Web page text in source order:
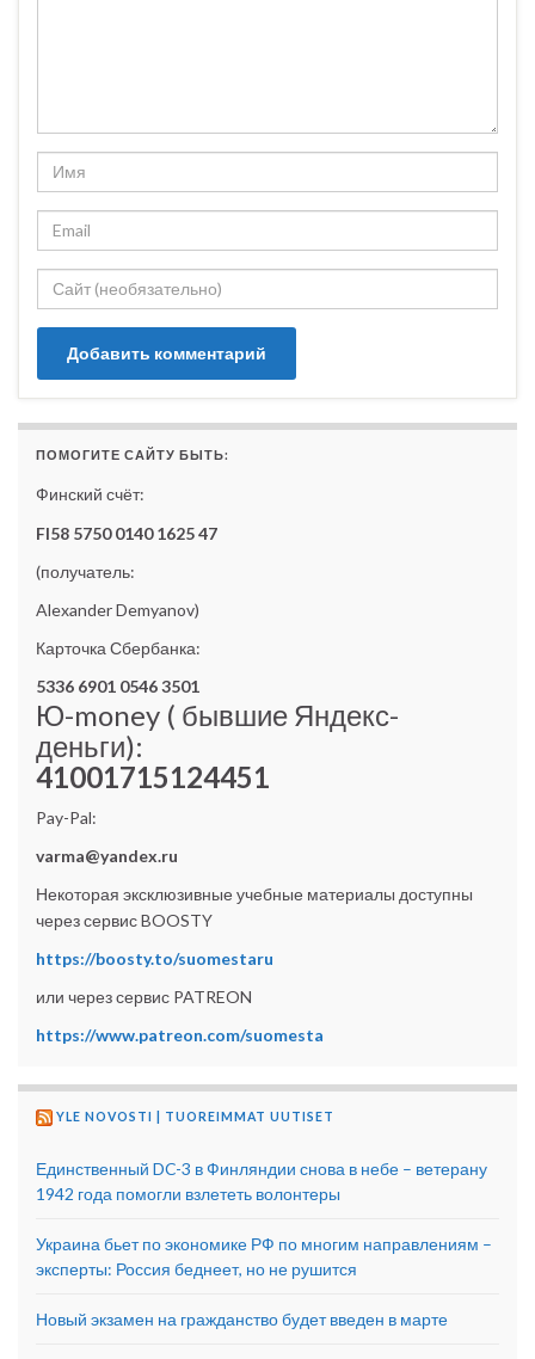
Ответы:
ПОМОГИТЕ САЙТУ БЫТЬ:
Финский счёт:
FI58 5750 0140 1625 47
(получатель:
Alexander Demyanov)
Карточка Сбербанка:
5336 6901 0546 3501
Ю-money ( бывшие Яндекс-
деньги):
41001715124451
Pay-Pal:
varma@yandex.ru
Некоторая эксклюзивные учебные материалы доступны
через сервис BOOSTY
https://boosty.to/suomestaru
или через сервис PATREON
https://www.patreon.com/suomesta
YLE NOVOSTI | TUOREIMMAT UUTISET
Единственный DC-3 в Финляндии снова в небе – ветерану
1942 года помогли взлететь волонтеры
Украина бьет по экономике РФ по многим направлениям –
эксперты: Россия беднеет, но не рушится
Новый экзамен на гражданство будет введен в марте